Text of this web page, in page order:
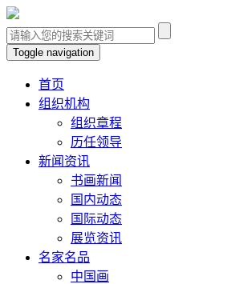
Toggle navigation
首页
组织机构
组织章程
历任领导
新闻资讯
书画新闻
国内动态
国际动态
展览资讯
名家名品
中国画